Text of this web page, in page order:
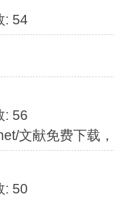
: 54
: 56
文献免费下载
: 50